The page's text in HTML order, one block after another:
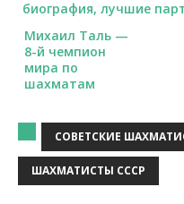
Михаил Таль —
8-й чемпион
мира по
шахматам
СОВЕТСКИЕ
ШАХМАТИСТЫ СССР